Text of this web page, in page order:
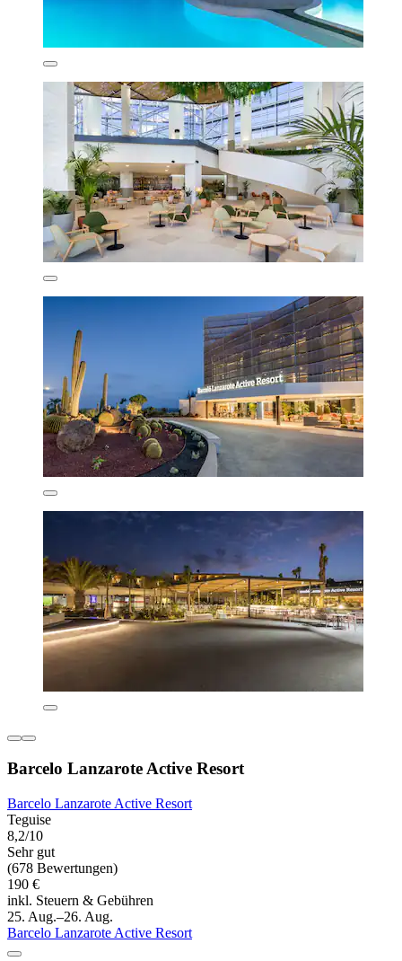
Barcelo Lanzarote Active Resort
Barcelo Lanzarote Active Resort
Teguise
8,2/10
Sehr gut
(678 Bewertungen)
190 €
inkl. Steuern & Gebühren
25. Aug.–26. Aug.
Barcelo Lanzarote Active Resort